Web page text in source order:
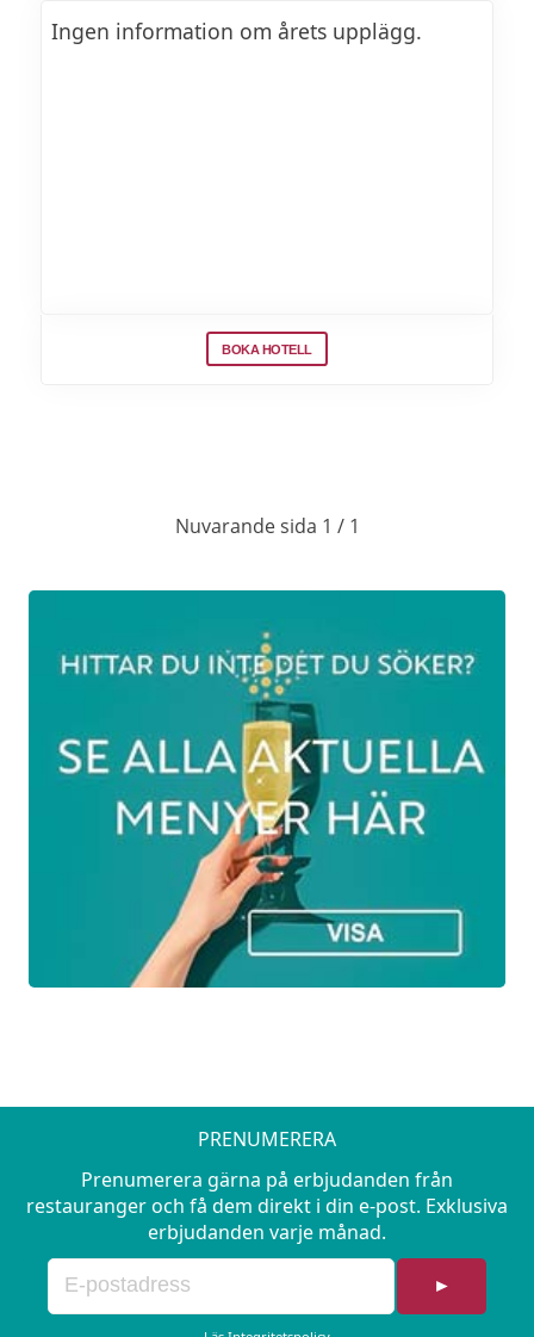
Ingen information om årets upplägg.
BOKA HOTELL
Nuvarande sida 1 / 1
PRENUMERERA
Prenumerera gärna på erbjudanden från
restauranger och få dem direkt i din e-post. Exklusiva
erbjudanden varje månad.
►